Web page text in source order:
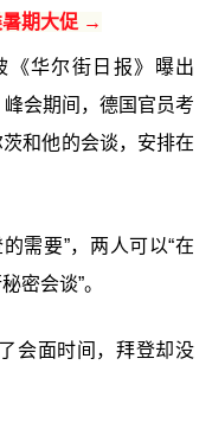
暑期大促 →
《华尔街日报》曝出
会期间，德国官员考
和他的会谈，安排在
需要”，两人可以“在
密会谈”。
会面时间，拜登却没